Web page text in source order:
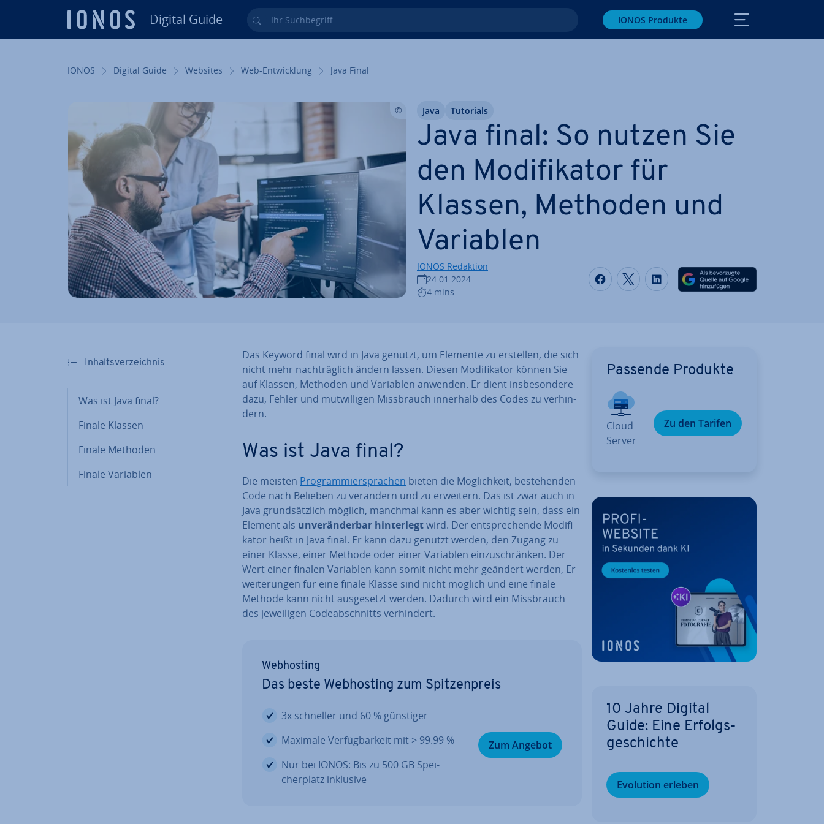
Digital Guide Ihr Such­be­griff IONOS Produkte
IONOS Digital Guide Websites Web-Ent­wick­lung Java Final
Java final: So nutzen Sie
den Mo­di­fi­ka­tor für
Klassen, Methoden und
Variablen
IONOS Redaktion
24.01.2024
4 mins
Auf Facebook teilen
Auf Twitter teilen
Auf LinkedIn teilen
Java Tutorials
In­halts­ver­zeich­nis
Was ist Java final?
Finale Klassen
Finale Methoden
Finale Variablen
Das Keyword final wird in Java genutzt, um Elemente zu erstellen, die sich
nicht mehr nach­träg­lich ändern lassen. Diesen Mo­di­fi­ka­tor können Sie
auf Klassen, Methoden und Variablen anwenden. Er dient ins­be­son­de­re
dazu, Fehler und mut­wil­li­gen Miss­brauch innerhalb des Codes zu ver­hin­
dern.
Was ist Java final?
Die meisten Pro­gram­mier­spra­chen bieten die Mög­lich­keit, be­stehen­den
Code nach Belieben zu verändern und zu erweitern. Das ist zwar auch in
Java grund­sätz­lich möglich, manchmal kann es aber wichtig sein, dass ein
Element als un­ver­än­der­bar hin­ter­legtwird. Der ent­spre­chen­de Mo­di­fi­
ka­tor heißt in Java final. Er kann dazu genutzt werden, den Zugang zu
einer Klasse, einer Methode oder einer Variablen ein­zu­schrän­ken. Der
Wert einer finalen Variablen kann somit nicht mehr geändert werden, Er­
wei­te­run­gen für eine finale Klasse sind nicht möglich und eine finale
Methode kann nicht aus­ge­setzt werden. Dadurch wird ein Miss­brauch
des je­wei­li­gen Code­ab­schnitts ver­hin­dert.
Web­hos­ting
Das beste Web­hos­ting zum Spit­zen­preis
3x schneller und 60 % günstiger
Maximale Ver­füg­bar­keit mit > 99.99 %
Nur bei IONOS: Bis zu 500 GB Spei­
cher­platz inklusive
Zum Angebot
Passende Produkte
Cloud
Server
Zu den Tarifen
10 Jahre Digital
Guide: Eine Er­folgs­
ge­schich­te
Evolution erleben